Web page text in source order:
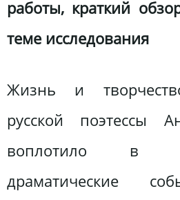
работы, краткий
теме исследования
Жизнь и
русской поэтессы
воплотило в
драматические